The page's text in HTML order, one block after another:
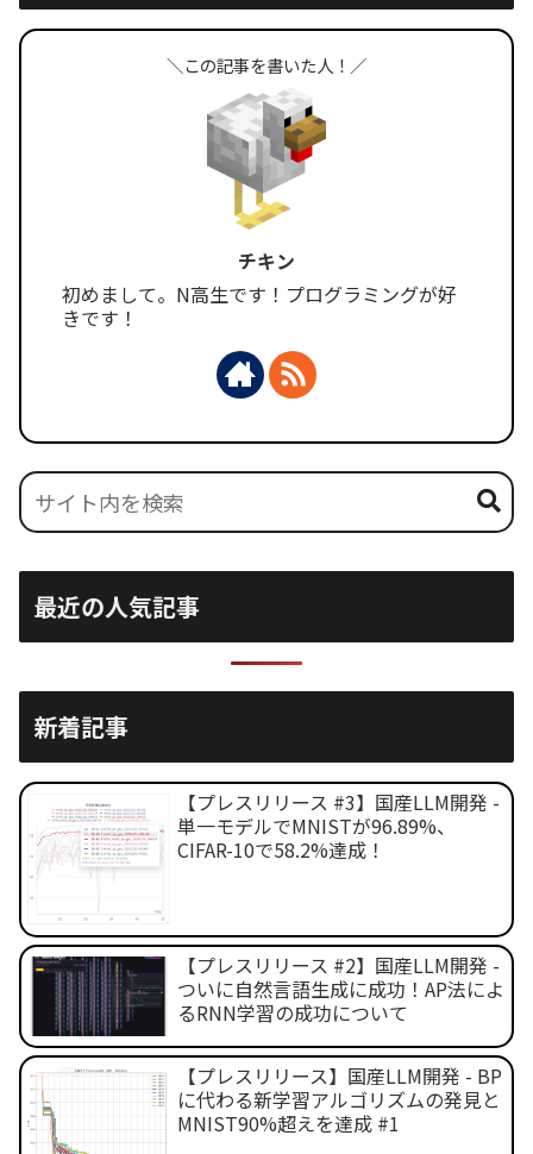
＼この記事を書いた人！／
チキン
初めまして。N高生です！プログラミングが好
きです！
最近の人気記事
新着記事
【プレスリリース #3】国産LLM開発 -
単一モデルでMNISTが96.89%、
CIFAR-10で58.2%達成！
【プレスリリース #2】国産LLM開発 -
ついに自然言語生成に成功！AP法によ
るRNN学習の成功について
【プレスリリース】国産LLM開発 - BP
に代わる新学習アルゴリズムの発見と
MNIST90%超えを達成 #1